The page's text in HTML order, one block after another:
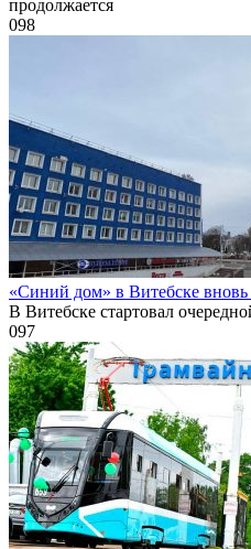
продолжается
098
«Синий дом» в Витебске вновь
В Витебске стартовал
097